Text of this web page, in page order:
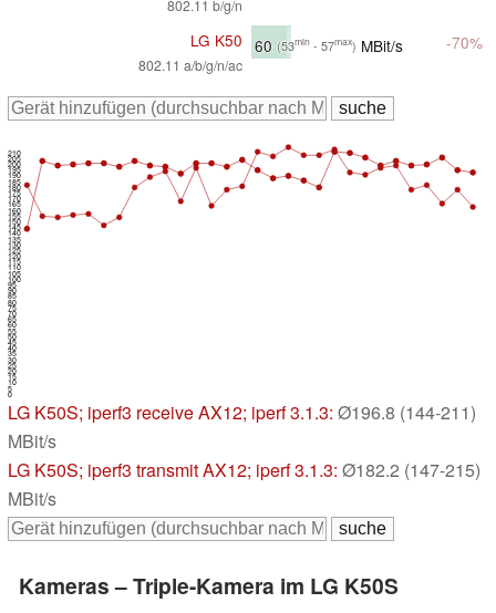
802.11 b/g/n
LG K50
802.11 a/b/g/n/ac
60 (53min - 57max) MBit/s -70%
0
5
10
15
20
25
30
35
40
45
50
55
60
65
70
75
80
85
90
95
100
105
110
115
120
125
130
135
140
145
150
155
160
165
170
175
180
185
190
195
200
205
210
LG K50S; iperf3 receive AX12; iperf 3.1.3: Ø196.8 (144-211)
MBit/s
LG K50S; iperf3 transmit AX12; iperf 3.1.3: Ø182.2 (147-215)
MBit/s
Kameras – Triple-Kamera im LG K50S